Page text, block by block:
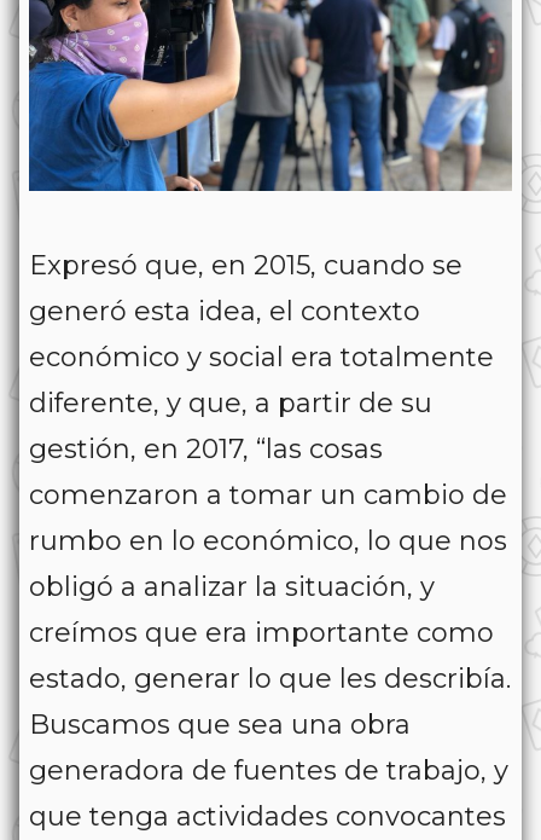
Expresó que, en 2015, cuando se
generó esta idea, el contexto
económico y social era totalmente
diferente, y que, a partir de su
gestión, en 2017, “las cosas
comenzaron a tomar un cambio de
rumbo en lo económico, lo que nos
obligó a analizar la situación, y
creímos que era importante como
estado, generar lo que les describía.
Buscamos que sea una obra
generadora de fuentes de trabajo, y
que tenga actividades convocantes